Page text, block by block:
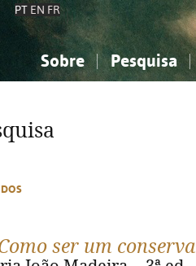
PT EN FR
Sobre Pesquisa
Ciências sociais...
Ciências sociais...
ser um